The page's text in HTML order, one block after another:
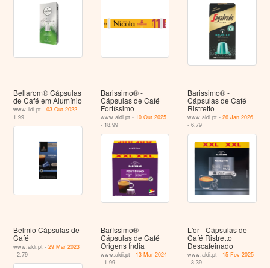
Bellarom® Cápsulas
de Café em Alumínio
www.lidl.pt -03 Out 2022 -
1.99
Barissimo® -
Cápsulas de Café
Fortíssimo
www.aldi.pt - 10 Out 2025
- 18.99
Barissimo® -
Cápsulas de Café
Ristretto
www.aldi.pt -26 Jan 2026
- 6.79
Belmio Cápsulas de
Café
www.aldi.pt -29 Mar 2023
- 2.79
Baríssimo® -
Cápsulas de Café
Origens Índia
www.aldi.pt - 13 Mar 2024
- 1.99
L'or - Cápsulas de
Café Ristretto
Descafeinado
www.aldi.pt - 15 Fev 2025
- 3.39